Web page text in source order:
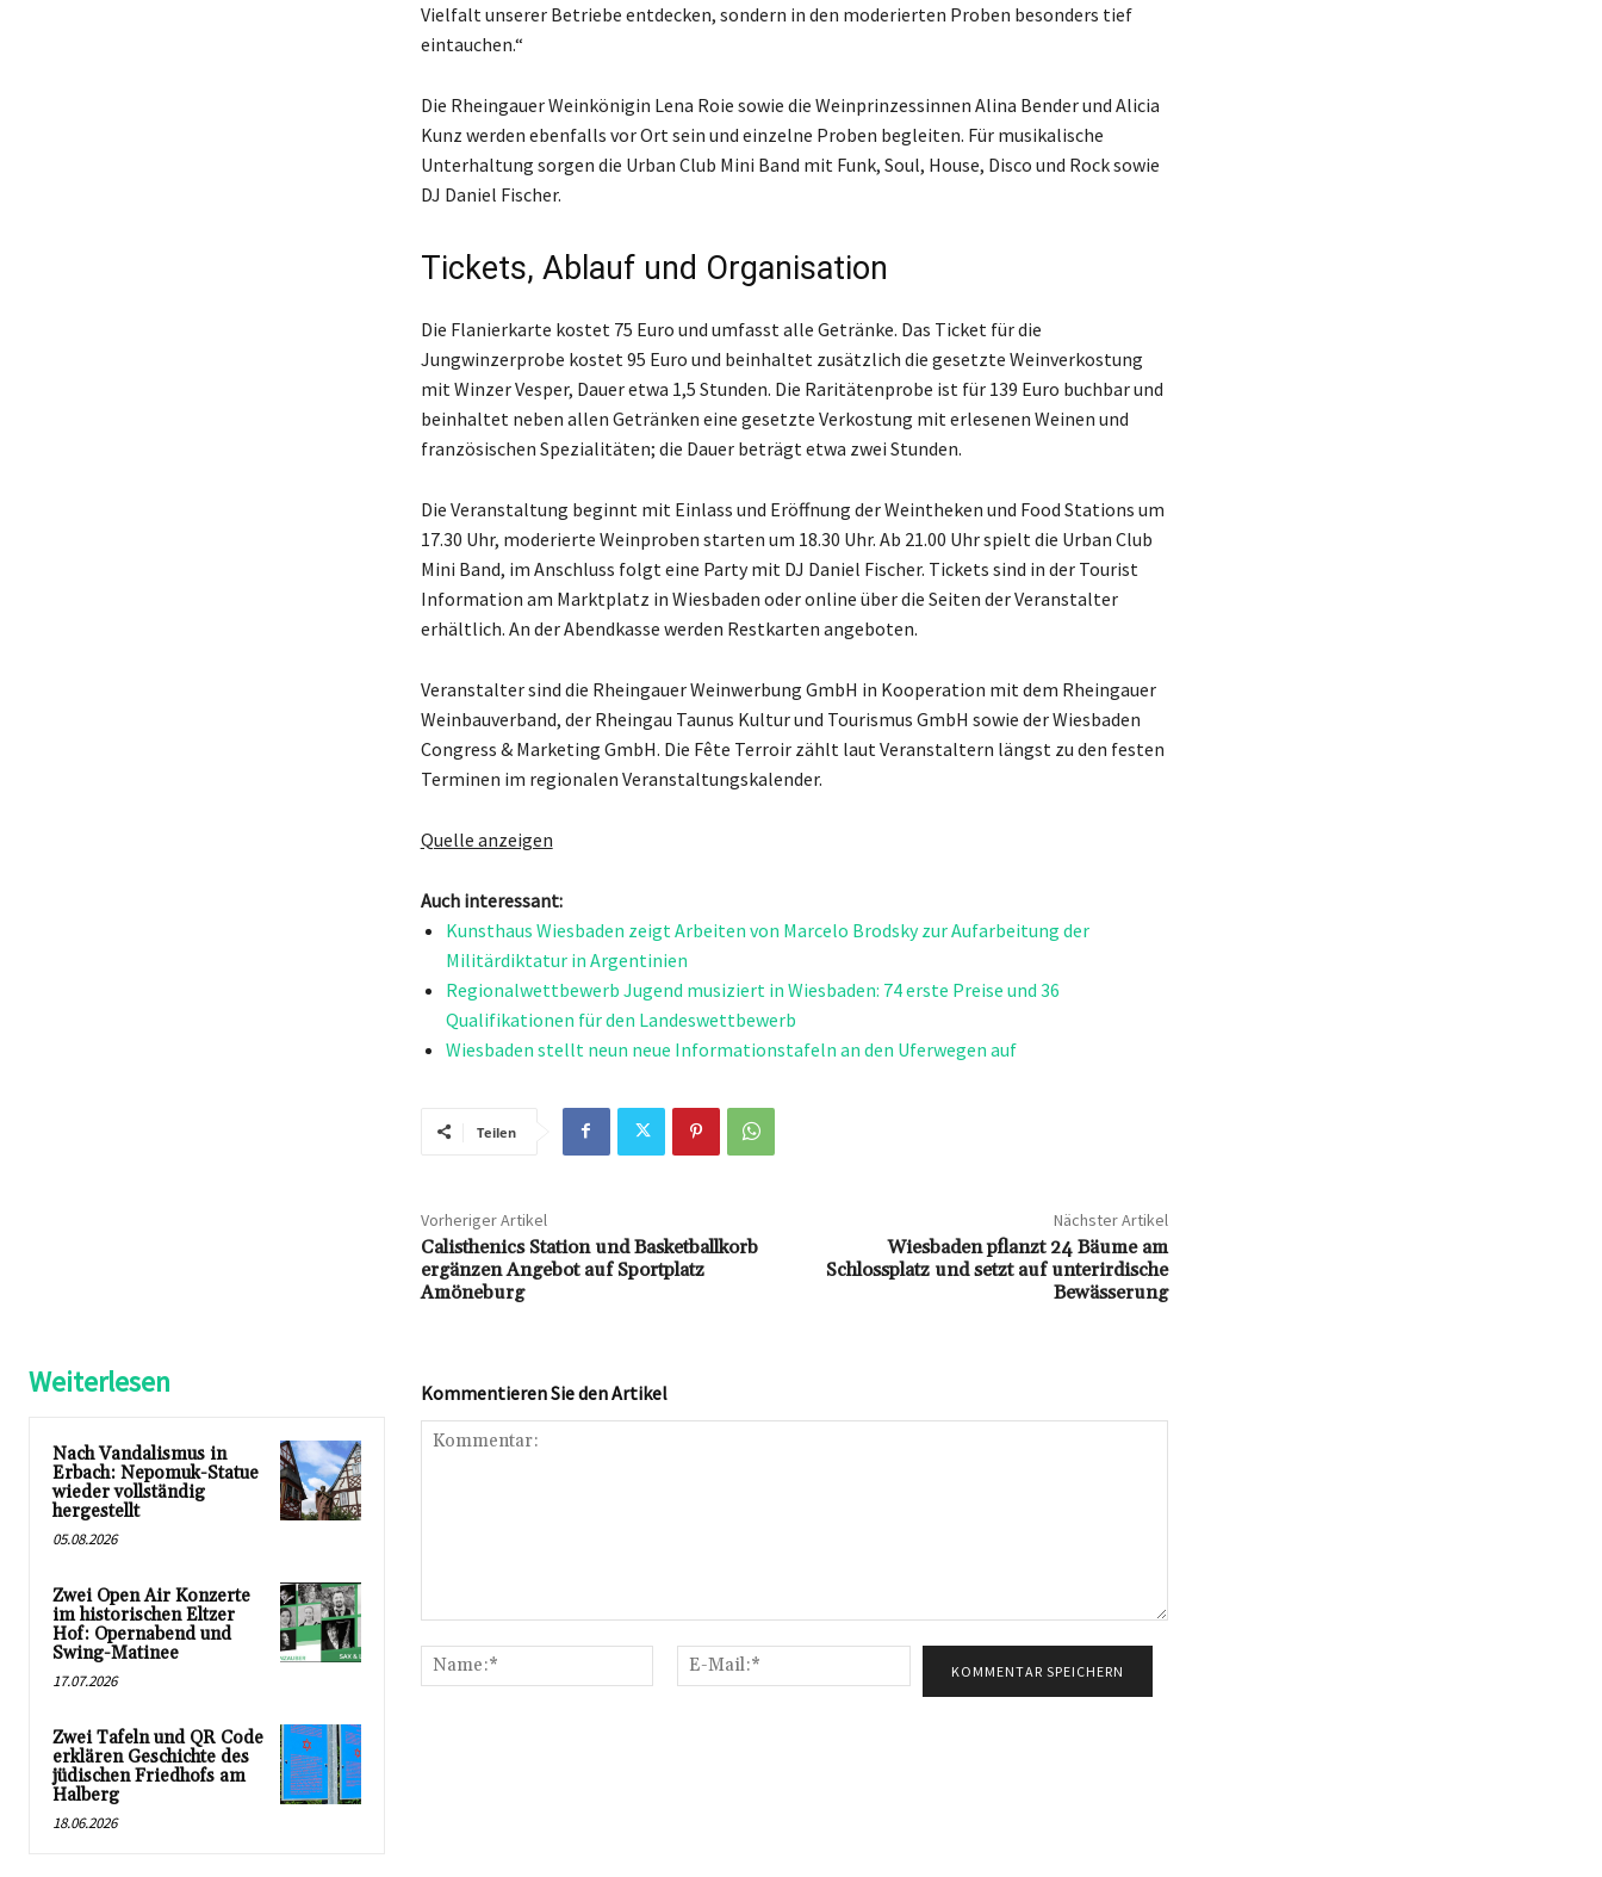
Vielfalt unserer Betriebe entdecken, sondern in den moderierten Proben besonders tief
eintauchen.“
Die Rheingauer Weinkönigin Lena Roie sowie die Weinprinzessinnen Alina Bender und Alicia
Kunz werden ebenfalls vor Ort sein und einzelne Proben begleiten. Für musikalische
Unterhaltung sorgen die Urban Club Mini Band mit Funk, Soul, House, Disco und Rock sowie
DJ Daniel Fischer.
Tickets, Ablauf und Organisation
Die Flanierkarte kostet 75 Euro und umfasst alle Getränke. Das Ticket für die
Jungwinzerprobe kostet 95 Euro und beinhaltet zusätzlich die gesetzte Weinverkostung
mit Winzer Vesper, Dauer etwa 1,5 Stunden. Die Raritätenprobe ist für 139 Euro buchbar und
beinhaltet neben allen Getränken eine gesetzte Verkostung mit erlesenen Weinen und
französischen Spezialitäten; die Dauer beträgt etwa zwei Stunden.
Die Veranstaltung beginnt mit Einlass und Eröffnung der Weintheken und Food Stations um
17.30 Uhr, moderierte Weinproben starten um 18.30 Uhr. Ab 21.00 Uhr spielt die Urban Club
Mini Band, im Anschluss folgt eine Party mit DJ Daniel Fischer. Tickets sind in der Tourist
Information am Marktplatz in Wiesbaden oder online über die Seiten der Veranstalter
erhältlich. An der Abendkasse werden Restkarten angeboten.
Veranstalter sind die Rheingauer Weinwerbung GmbH in Kooperation mit dem Rheingauer
Weinbauverband, der Rheingau Taunus Kultur und Tourismus GmbH sowie der Wiesbaden
Congress & Marketing GmbH. Die Fête Terroir zählt laut Veranstaltern längst zu den festen
Terminen im regionalen Veranstaltungskalender.
Quelle anzeigen
Auch interessant:
Kunsthaus Wiesbaden zeigt Arbeiten von Marcelo Brodsky zur Aufarbeitung der
Militärdiktatur in Argentinien
Regionalwettbewerb Jugend musiziert in Wiesbaden: 74 erste Preise und 36
Qualifikationen für den Landeswettbewerb
Wiesbaden stellt neun neue Informationstafeln an den Uferwegen auf
Teilen
Vorheriger Artikel
Calisthenics Station und Basketballkorb
ergänzen Angebot auf Sportplatz
Amöneburg
Nächster Artikel
Wiesbaden pflanzt 24 Bäume am
Schlossplatz und setzt auf unterirdische
Bewässerung
Weiterlesen
Nach Vandalismus in
Erbach: Nepomuk-Statue
wieder vollständig
hergestellt
05.08.2026
Zwei Open Air Konzerte
im historischen Eltzer
Hof: Opernabend und
Swing-Matinee
17.07.2026
Zwei Tafeln und QR Code
erklären Geschichte des
jüdischen Friedhofs am
Halberg
18.06.2026
Kommentieren Sie den Artikel
Name:*
Mail:*